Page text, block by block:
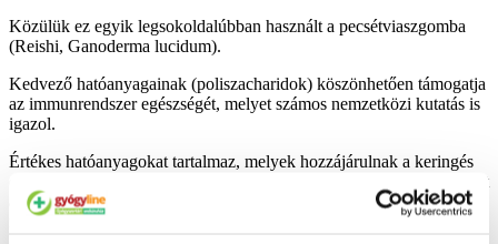
Közülük ez egyik legsokoldalúbban használt a pecsétviaszgomba
(Reishi, Ganoderma lucidum).
Kedvező hatóanyagainak (poliszacharidok) köszönhetően támogatja
az immunrendszer egészségét, melyet számos nemzetközi kutatás is
igazol.
Értékes hatóanyagokat tartalmaz, melyek hozzájárulnak a keringés
egészségéhez, a koleszterin szint normál értéken tartásához, valamint
a szervezet jó fizikai állapotának, természetes védekezésének
fenntartásához.